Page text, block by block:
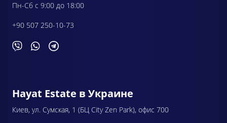
Пн-Сб с 9:00 до 18:00
+90 507 250-10-73
Hayat Estate в Украине
Киев, ул. Сумская, 1 (БЦ City Zen Park), офис 700